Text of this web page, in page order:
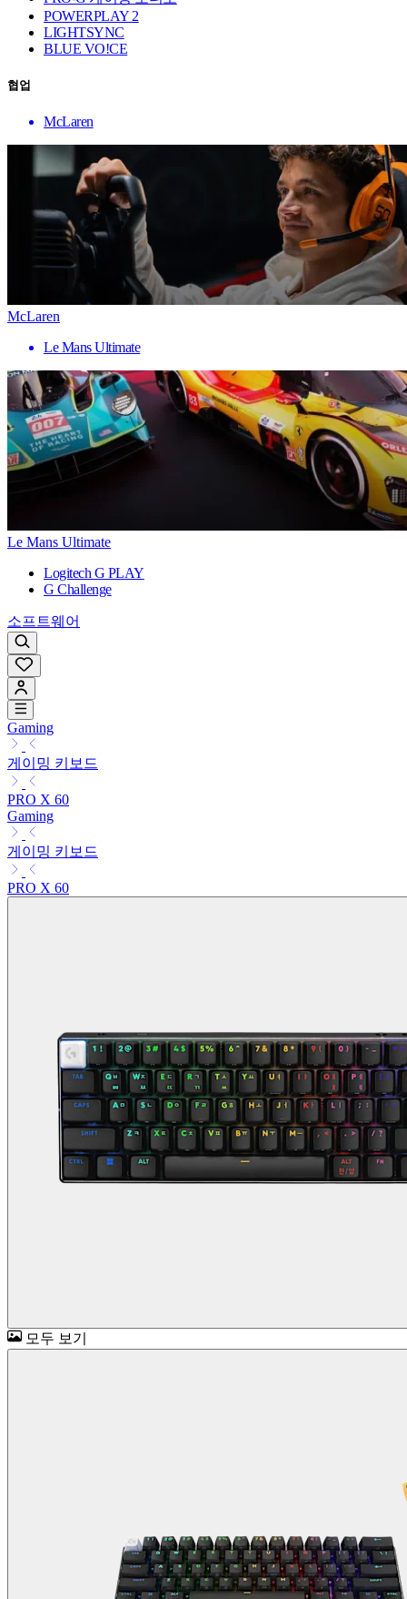
POWERPLAY 2
LIGHTSYNC
BLUE VO!CE
협업
McLaren
McLaren
Le Mans Ultimate
Le Mans Ultimate
Logitech G PLAY
G Challenge
소프트웨어
Gaming
게이밍 키보드
PRO X 60
Gaming
게이밍 키보드
PRO X 60
모두 보기